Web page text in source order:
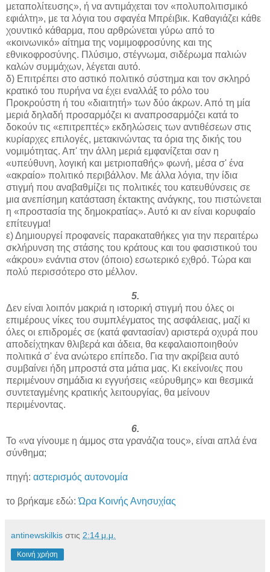
μεταπολίτευσης», ή να αντιμάχεται τον «πολυπολιτισμικό
εφιάλτη», με τα λόγια του σφαγέα Μπρέιβικ. Καθαγιάζει κάθε
χουντικό κάθαρμα, που αρθρώνεται γύρω από το
«κοινωνικό» αίτημα της νομιμοφροσύνης και της
εθνικοφροσύνης. Πλύσιμο, στέγνωμα, σιδέρωμα παλιών
καλών συμμάχων, λέγεται αυτό.
δ) Επιτρέπει στο αστικό πολιτικό σύστημα και τον σκληρό
κρατικό του πυρήνα να έχει εναλλάξ το ρόλο του
Προκρούστη ή του «διαιτητή» των δύο άκρων. Από τη μία
μεριά δηλαδή προσαρμόζει κι αναπροσαρμόζει κατά το
δοκούν τις «επιτρεπτές» εκδηλώσεις των αντιθέσεων στις
κυρίαρχες επιλογές, μετακινώντας τα όρια της δικής του
νομιμότητας. Απ' την άλλη μεριά εμφανίζεται σαν η
«υπεύθυνη, λογική και μετριοπαθής» φωνή, μέσα σ' ένα
«ακραίο» πολιτικό περιβάλλον. Με άλλα λόγια, την ίδια
στιγμή που αναβαθμίζει τις πολιτικές του κατευθύνσεις σε
μια ανεπίσημη κατάσταση έκτακτης ανάγκης, του πιστώνεται
η «προστασία της δημοκρατίας». Αυτό κι αν είναι κορυφαίο
επίτευγμα!
ε) Δημιουργεί προφανείς παρακαταθήκες για την περαιτέρω
σκλήρυνση της στάσης του κράτους και του φασιστικού του
«άκρου» ενάντια στον (όποιο) εσωτερικό εχθρό. Τώρα και
πολύ περισσότερο στο μέλλον.
5.
Δεν είναι λοιπόν μακριά η ιστορική στιγμή που όλες οι
επιμέρους νίκες του συμπλέγματος της ασφάλειας, μαζί κι
όλες οι επιδρομές σε (κατά φαντασίαν) αριστερά οχυρά που
αποδείχτηκαν θλιβερά και άδεια, θα κεφαλαιοποιηθούν
πολιτικά σ' ένα ανώτερο επίπεδο. Για την ακρίβεια αυτό
συμβαίνει ήδη μπροστά στα μάτια μας. Κι εκείνοι/ες που
περιμένουν σημάδια κι εγγυήσεις «εύρυθμης» και θεσμικά
συντεταγμένης κρατικής λειτουργίας, θα μείνουν
περιμένοντας.
6.
Το «να γίνουμε η άμμος στα γρανάζια τους», είναι απλά ένα
σύνθημα;
πηγή: αστερισμός αυτονομία
το βρήκαμε εδώ:Ώρα Κοινής Ανησυχίας
antinewskilkis στις 2:14 μ.μ.
Κοινή χρήση